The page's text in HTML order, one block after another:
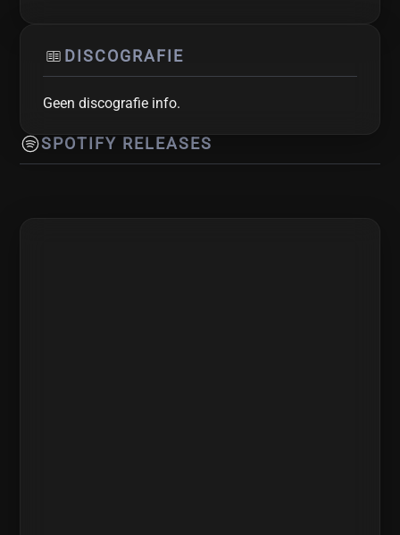
DISCOGRAFIE
Geen discografie info.
SPOTIFY RELEASES